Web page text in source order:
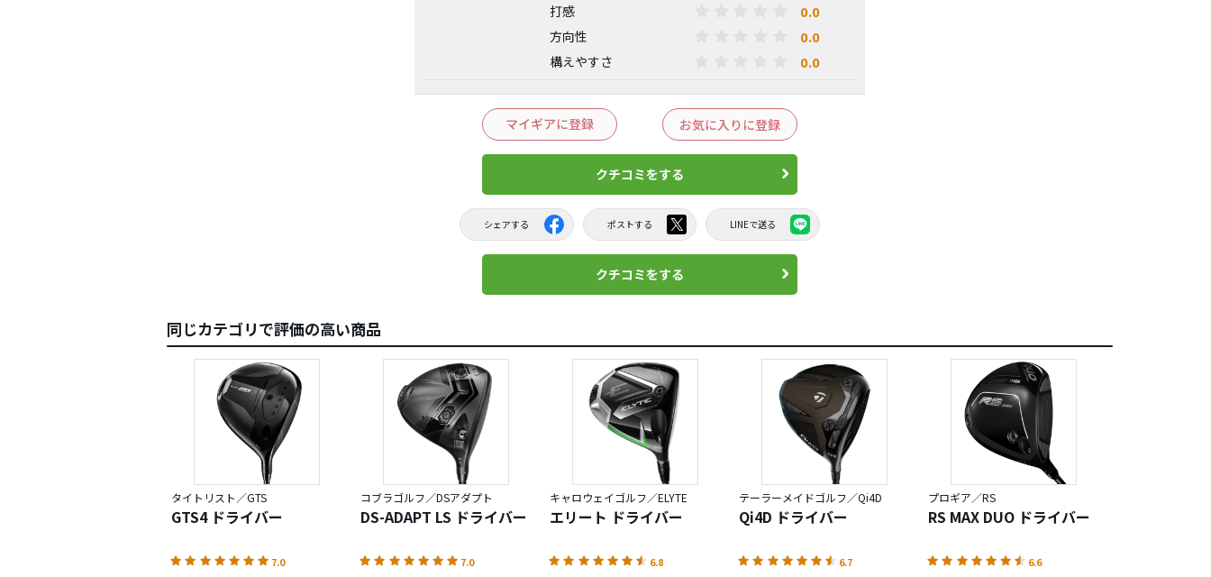
打感 0.0
方向性 0.0
構えやすさ 0.0
マイギアに登録 お気に入りに登録
クチコミをする
シェアする ポストする LINEで送る
クチコミをする
同じカテゴリで評価の高い商品
タイトリスト／GTS
GTS4 ドライバー
7.0
コブラゴルフ／DSアダプト
DS-ADAPT LS ドライバー
7.0
キャロウェイゴルフ／ELYTE
エリート ドライバー
6.8
テーラーメイドゴルフ／Qi4D
Qi4D ドライバー
6.7
プロギア／RS
RS MAX DUO ドライバー
6.6